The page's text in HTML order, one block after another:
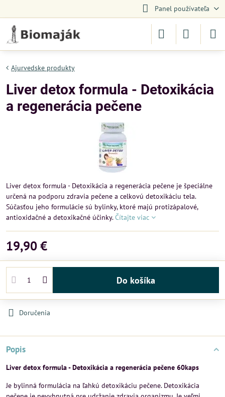
Panel používateľa
Ajurvedske produkty
Liver detox formula - Detoxikácia
a regenerácia pečene
Liver detox formula - Detoxikácia a regenerácia pečene je špeciálne
určená na podporu zdravia pečene a celkovú detoxikáciu tela.
Súčasťou jeho formulácie sú bylinky, ktoré majú protizápalové,
antioxidačné a detoxikačné účinky.Čítajte viac
19,90 €
Do košíka
Doručenia
Popis
Liver detox formula - Detoxikácia a regenerácia pečene 60kaps
Je bylinná formulácia na ľahkú detoxikáciu pečene. Detoxikácia